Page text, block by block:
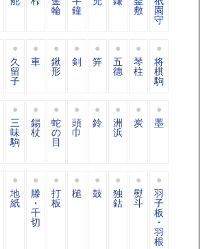
輪 鐘 敷 園
守
久
留
子
車 鍬
形
剣 笄 五
德
琴
柱
将
棋
駒
三
味
駒
錫
杖
蛇
の
目
頭
巾
鈴 洲
浜
炭 墨
地
紙
滕
・
千
切
打
板
槌 鼓 独
鈷
熨
斗
羽
子
板
・
羽
根